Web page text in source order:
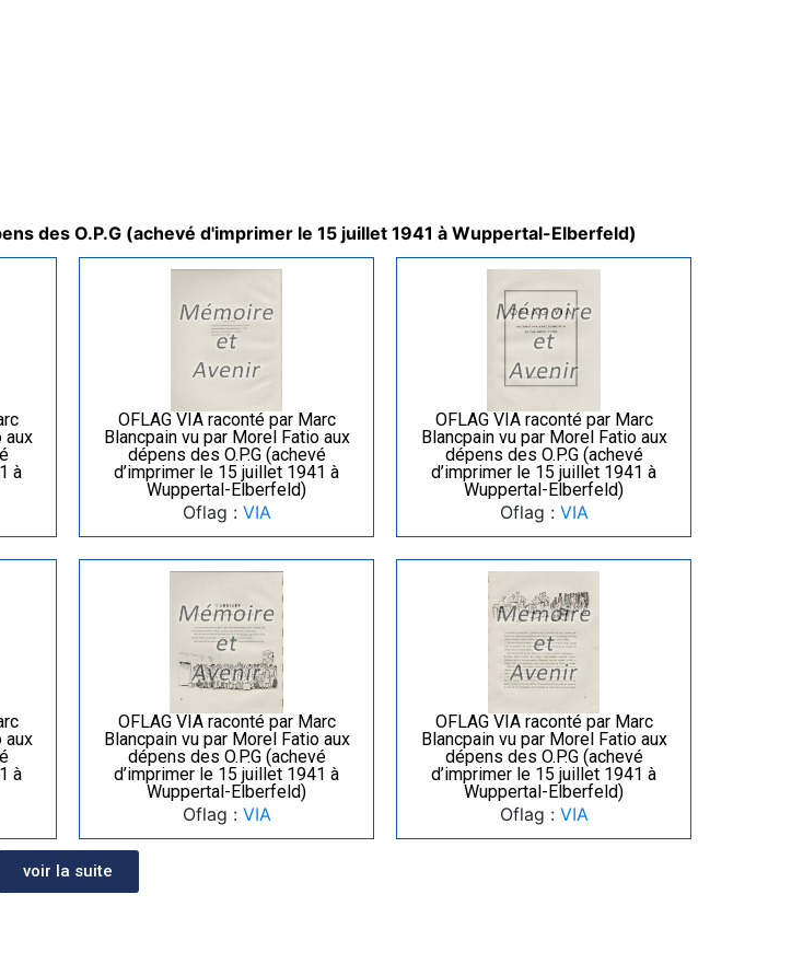
des O.P.G (achevé d'imprimer le 15 juillet 1941 à Wuppertal-Elberfeld)
aux
à
OFLAG VIA raconté par Marc
Blancpain vu par Morel Fatio aux
dépens des O.P.G (achevé
d’imprimer le 15 juillet 1941 à
Wuppertal-Elberfeld)
Oflag : VIA
OFLAG VIA raconté par Marc
Blancpain vu par Morel Fatio aux
dépens des O.P.G (achevé
d’imprimer le 15 juillet 1941 à
Wuppertal-Elberfeld)
Oflag : VIA
aux
à
OFLAG VIA raconté par Marc
Blancpain vu par Morel Fatio aux
dépens des O.P.G (achevé
d’imprimer le 15 juillet 1941 à
Wuppertal-Elberfeld)
Oflag : VIA
OFLAG VIA raconté par Marc
Blancpain vu par Morel Fatio aux
dépens des O.P.G (achevé
d’imprimer le 15 juillet 1941 à
Wuppertal-Elberfeld)
Oflag : VIA
voir la suite